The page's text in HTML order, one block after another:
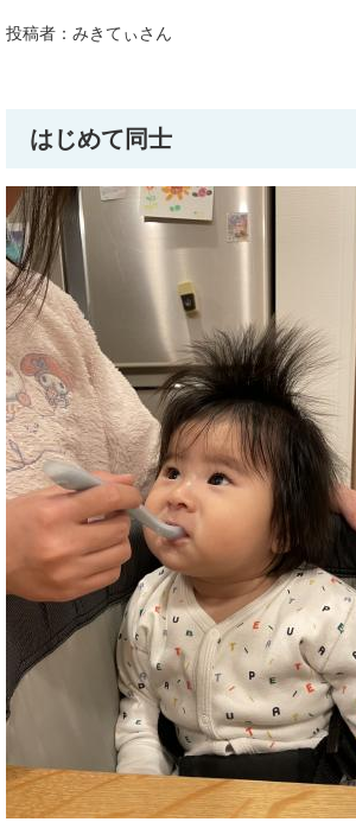
投稿者：みきてぃさん
はじめて同士